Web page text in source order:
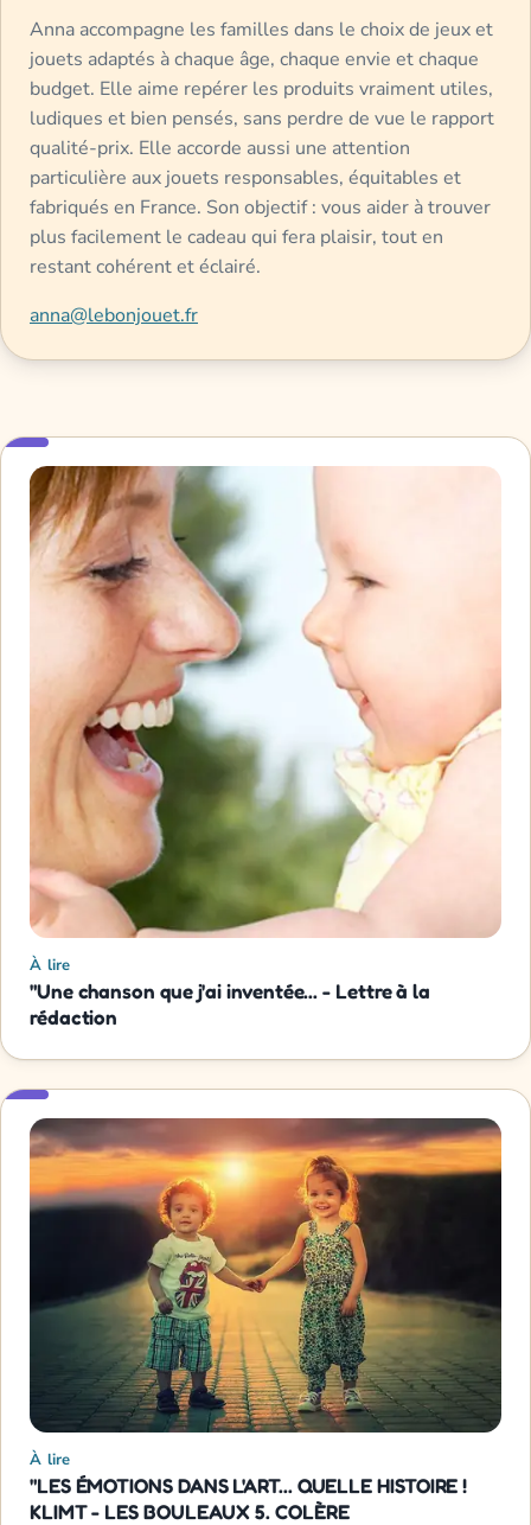
Anna accompagne les familles dans le choix de jeux et
jouets adaptés à chaque âge, chaque envie et chaque
budget. Elle aime repérer les produits vraiment utiles,
ludiques et bien pensés, sans perdre de vue le rapport
qualité-prix. Elle accorde aussi une attention
particulière aux jouets responsables, équitables et
fabriqués en France. Son objectif : vous aider à trouver
plus facilement le cadeau qui fera plaisir, tout en
restant cohérent et éclairé.
anna@lebonjouet.fr
À lire
"Une chanson que j'ai inventée... - Lettre à la
rédaction
À lire
"LES ÉMOTIONS DANS L'ART... QUELLE HISTOIRE !
KLIMT - LES BOULEAUX 5. COLÈRE